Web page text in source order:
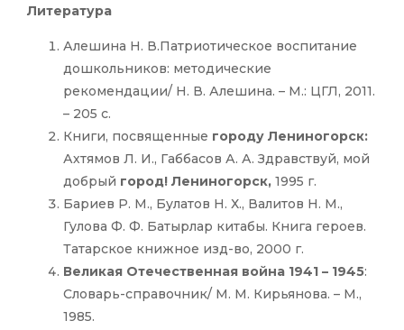
Литература
Алешина Н. В.Патриотическое воспитание
дошкольников: методические
рекомендации/ Н. В. Алешина. – М.: ЦГЛ, 2011.
– 205 с.
Книги, посвященные городу Лениногорск:
Ахтямов Л. И., Габбасов А. А. Здравствуй, мой
добрый город! Лениногорск, 1995 г.
Бариев Р. М., Булатов Н. Х., Валитов Н. М.,
Гулова Ф. Ф. Батырлар китабы. Книга героев.
Татарское книжное изд-во, 2000 г.
Великая Отечественная война 1941 – 1945:
Словарь-справочник/ М. М. Кирьянова. – М.,
1985.